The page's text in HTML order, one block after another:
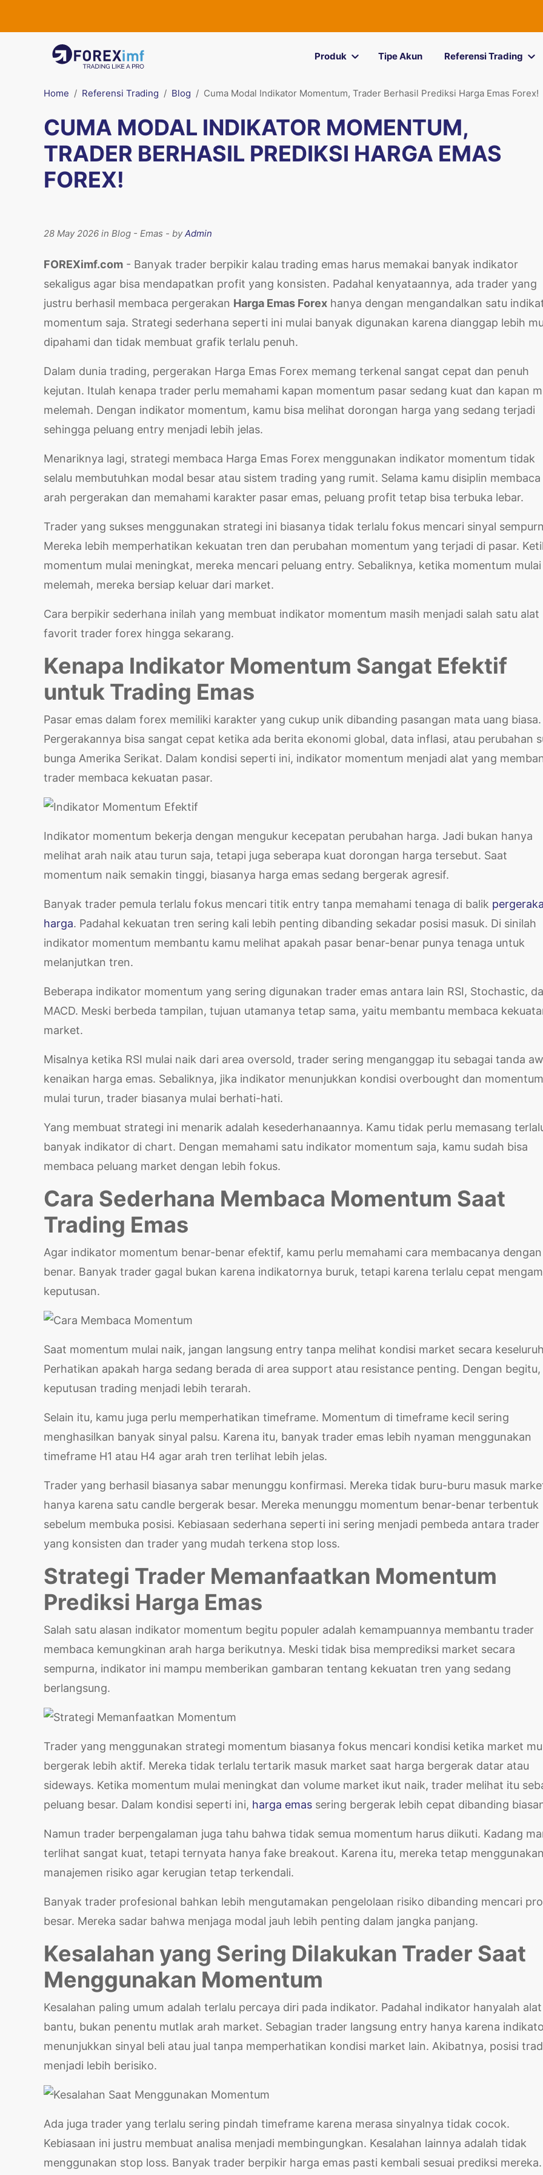
Produk Tipe Akun Referensi Trading
Home Referensi Trading Blog Cuma Modal Indikator Momentum, Trader Berhasil Prediksi Harga Emas Forex!
CUMA MODAL INDIKATOR MOMENTUM,
TRADER BERHASIL PREDIKSI HARGA EMAS
FOREX!
28 May 2026 in Blog - Emas - byAdmin
FOREXimf.com - Banyak trader berpikir kalau trading emas harus memakai banyak indikator
sekaligus agar bisa mendapatkan profit yang konsisten. Padahal kenyataannya, ada trader yang
justru berhasil membaca pergerakan Harga Emas Forex hanya dengan mengandalkan satu
momentum saja. Strategi sederhana seperti ini mulai banyak digunakan karena dianggap lebih
dipahami dan tidak membuat grafik terlalu penuh.
Dalam dunia trading, pergerakan Harga Emas Forex memang terkenal sangat cepat dan penuh
kejutan. Itulah kenapa trader perlu memahami kapan momentum pasar sedang kuat dan kapan
melemah. Dengan indikator momentum, kamu bisa melihat dorongan harga yang sedang terjadi
sehingga peluang entry menjadi lebih jelas.
Menariknya lagi, strategi membaca Harga Emas Forex menggunakan indikator momentum tidak
selalu membutuhkan modal besar atau sistem trading yang rumit. Selama kamu disiplin membaca
arah pergerakan dan memahami karakter pasar emas, peluang profit tetap bisa terbuka lebar.
Trader yang sukses menggunakan strategi ini biasanya tidak terlalu fokus mencari sinyal
Mereka lebih memperhatikan kekuatan tren dan perubahan momentum yang terjadi di pasar.
momentum mulai meningkat, mereka mencari peluang entry. Sebaliknya, ketika momentum mulai
melemah, mereka bersiap keluar dari market.
Cara berpikir sederhana inilah yang membuat indikator momentum masih menjadi salah satu alat
favorit trader forex hingga sekarang.
Kenapa Indikator Momentum Sangat Efektif
untuk Trading Emas
Pasar emas dalam forex memiliki karakter yang cukup unik dibanding pasangan mata uang biasa.
Pergerakannya bisa sangat cepat ketika ada berita ekonomi global, data inflasi, atau perubahan
bunga Amerika Serikat. Dalam kondisi seperti ini, indikator momentum menjadi alat yang
trader membaca kekuatan pasar.
Indikator momentum bekerja dengan mengukur kecepatan perubahan harga. Jadi bukan hanya
melihat arah naik atau turun saja, tetapi juga seberapa kuat dorongan harga tersebut. Saat
momentum naik semakin tinggi, biasanya harga emas sedang bergerak agresif.
Banyak trader pemula terlalu fokus mencari titik entry tanpa memahami tenaga di balik
harga. Padahal kekuatan tren sering kali lebih penting dibanding sekadar posisi masuk. Di sinilah
indikator momentum membantu kamu melihat apakah pasar benar-benar punya tenaga untuk
melanjutkan tren.
Beberapa indikator momentum yang sering digunakan trader emas antara lain RSI, Stochastic,
MACD. Meski berbeda tampilan, tujuan utamanya tetap sama, yaitu membantu membaca
market.
Misalnya ketika RSI mulai naik dari area oversold, trader sering menganggap itu sebagai tanda
kenaikan harga emas. Sebaliknya, jika indikator menunjukkan kondisi overbought dan momentum
mulai turun, trader biasanya mulai berhati-hati.
Yang membuat strategi ini menarik adalah kesederhanaannya. Kamu tidak perlu memasang
banyak indikator di chart. Dengan memahami satu indikator momentum saja, kamu sudah bisa
membaca peluang market dengan lebih fokus.
Cara Sederhana Membaca Momentum Saat
Trading Emas
Agar indikator momentum benar-benar efektif, kamu perlu memahami cara membacanya dengan
benar. Banyak trader gagal bukan karena indikatornya buruk, tetapi karena terlalu cepat
keputusan.
Saat momentum mulai naik, jangan langsung entry tanpa melihat kondisi market secara
Perhatikan apakah harga sedang berada di area support atau resistance penting. Dengan begitu,
keputusan trading menjadi lebih terarah.
Selain itu, kamu juga perlu memperhatikan timeframe. Momentum di timeframe kecil sering
menghasilkan banyak sinyal palsu. Karena itu, banyak trader emas lebih nyaman menggunakan
timeframe H1 atau H4 agar arah tren terlihat lebih jelas.
Trader yang berhasil biasanya sabar menunggu konfirmasi. Mereka tidak buru-buru masuk
hanya karena satu candle bergerak besar. Mereka menunggu momentum benar-benar terbentuk
sebelum membuka posisi. Kebiasaan sederhana seperti ini sering menjadi pembeda antara trader
yang konsisten dan trader yang mudah terkena stop loss.
Strategi Trader Memanfaatkan Momentum
Prediksi Harga Emas
Salah satu alasan indikator momentum begitu populer adalah kemampuannya membantu trader
membaca kemungkinan arah harga berikutnya. Meski tidak bisa memprediksi market secara
sempurna, indikator ini mampu memberikan gambaran tentang kekuatan tren yang sedang
berlangsung.
Trader yang menggunakan strategi momentum biasanya fokus mencari kondisi ketika market
bergerak lebih aktif. Mereka tidak terlalu tertarik masuk market saat harga bergerak datar atau
sideways. Ketika momentum mulai meningkat dan volume market ikut naik, trader melihat itu
peluang besar. Dalam kondisi seperti ini, harga emas sering bergerak lebih cepat dibanding
Namun trader berpengalaman juga tahu bahwa tidak semua momentum harus diikuti. Kadang
terlihat sangat kuat, tetapi ternyata hanya fake breakout. Karena itu, mereka tetap
manajemen risiko agar kerugian tetap terkendali.
Banyak trader profesional bahkan lebih mengutamakan pengelolaan risiko dibanding mencari
besar. Mereka sadar bahwa menjaga modal jauh lebih penting dalam jangka panjang.
Kesalahan yang Sering Dilakukan Trader Saat
Menggunakan Momentum
Kesalahan paling umum adalah terlalu percaya diri pada indikator. Padahal indikator hanyalah alat
bantu, bukan penentu mutlak arah market. Sebagian trader langsung entry hanya karena
menunjukkan sinyal beli atau jual tanpa memperhatikan kondisi market lain. Akibatnya, posisi
menjadi lebih berisiko.
Ada juga trader yang terlalu sering pindah timeframe karena merasa sinyalnya tidak cocok.
Kebiasaan ini justru membuat analisa menjadi membingungkan. Kesalahan lainnya adalah tidak
menggunakan stop loss. Banyak trader berpikir harga emas pasti kembali sesuai prediksi mereka.